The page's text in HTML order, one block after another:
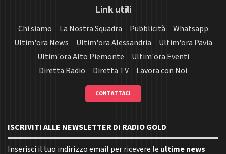
Link utili
Chi siamo La Nostra Squadra Pubblicità
Whatsapp
Ultim'ora News
Ultim'ora Alessandria
Ultim'ora Pavia
Ultim'ora Alto Piemonte
Ultim'ora Eventi
Diretta Radio
Diretta TV Lavora con Noi
CONTATTACI
ISCRIVITI ALLE NEWSLETTER DI RADIO GOLD
Inserisci il tuo indirizzo email per ricevere le ultime news